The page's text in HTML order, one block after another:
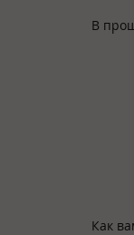
В
Как